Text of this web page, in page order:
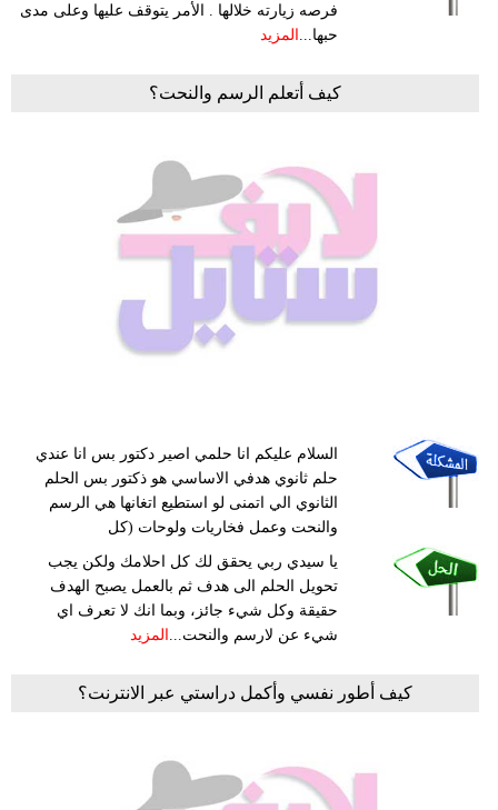
فرصه زيارته خلالها . الأمر يتوقف عليها وعلى مدى
حبها...
المزيد
كيف أتعلم الرسم والنحت؟
السلام عليكم انا حلمي اصير دكتور بس انا عندي
حلم ثانوي هدفي الاساسي هو ذكتور بس الحلم
الثانوي الي اتمنى لو استطيع اتغانها هي الرسم
والنحت وعمل فخاريات ولوحات (كل
يا سيدي ربي يحقق لك كل احلامك ولكن يجب
تحويل الحلم الى هدف ثم بالعمل يصبح الهدف
حقيقة وكل شيء جائز، وبما انك لا تعرف اي
شيء عن لارسم والنحت...
المزيد
كيف أطور نفسي وأكمل دراستي عبر الانترنت؟